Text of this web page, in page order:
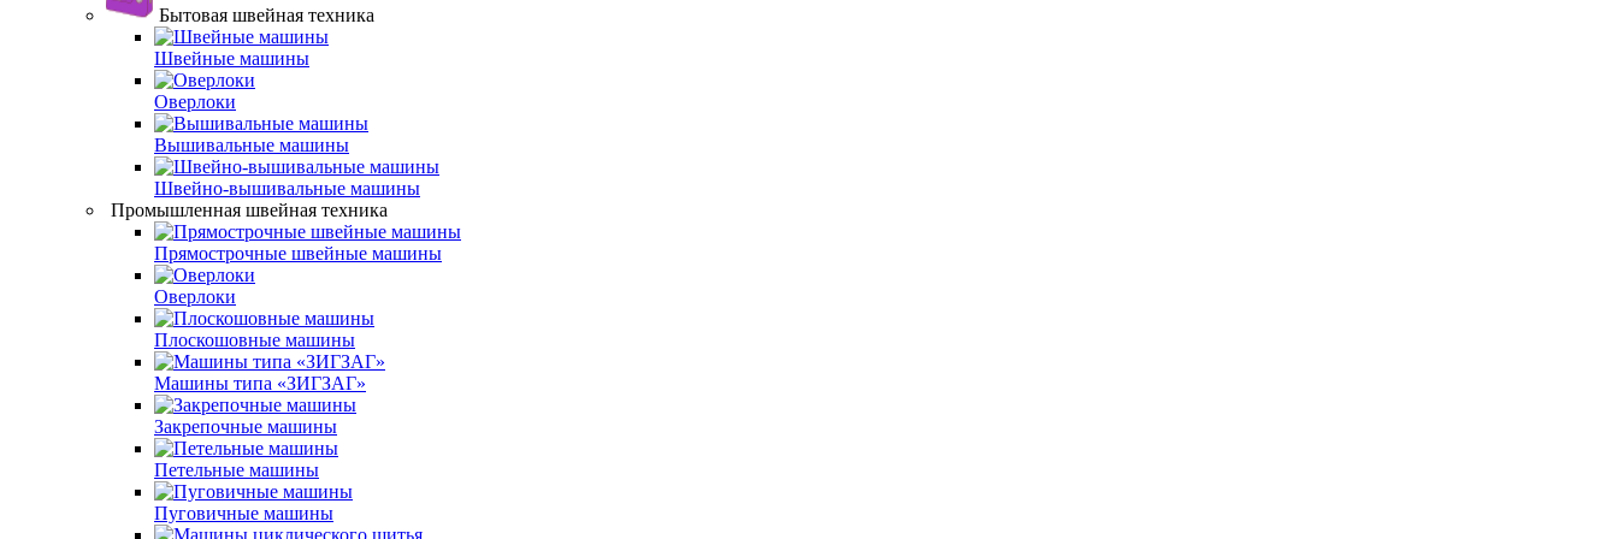
Бытовая швейная техника
Швейные машины
Оверлоки
Вышивальные машины
Швейно-вышивальные машины
Промышленная швейная техника
Прямострочные швейные машины
Оверлоки
Плоскошовные машины
Машины типа «ЗИГЗАГ»
Закрепочные машины
Петельные машины
Пуговичные машины